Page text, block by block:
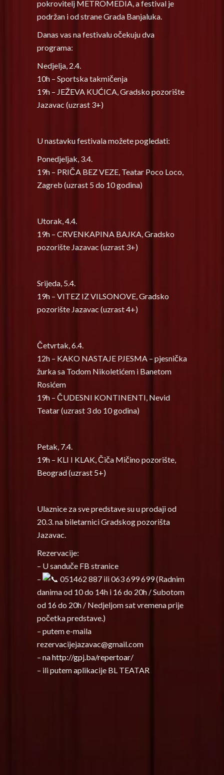
pokrovitelj METROMEDIA, a festival je
podržan i od strane Grada Banjaluka.
Danas vas na festivalu očekuju dva
programa:
Nedjelja, 2.4.
10h – Sportska takmičenja
19h – JEŽEVA KUĆICA,Gradsko pozorište
Jazavac (uzrast 3+)
U nastavku festivala možete pogledati:
Ponedjeljak, 3.4.
19h – PRIČA BEZ VEZE, Teatar Poco Loco,
Zagreb (uzrast 5 do 10 godina)
Utorak, 4.4.
19h – CRVENKAPINA BAJKA, Gradsko
pozorište Jazavac (uzrast 3+)
Srijeda, 5.4.
19h – VITEZ IZ VILSONOVE, Gradsko
pozorište Jazavac (uzrast 4+)
Četvrtak, 6.4.
12h – KAKO NASTAJE PJESMA – pjesnička
žurka sa Todom Nikoletićem i Banetom
Rosićem
19h – ČUDESNI KONTINENTI, Nevid
Teatar (uzrast 3 do 10 godina)
Petak, 7.4.
19h – KLI I KLAK, Čiča Mičino pozorište,
Beograd (uzrast 5+)
Ulaznice za sve predstave su u prodaji od
20.3. na biletarnici Gradskog pozorišta
Jazavac.
Rezervacije:
– U sanduče FB stranice
–
051462 887 ili 063 699 699 (Radnim
danima od 10 do 14h i 16 do 20h / Subotom
od 16 do 20h / Nedjeljom sat vremena prije
početka predstave.)
– putem e-maila
rezervacijejazavac@gmail.com
– nahttp://gpj.ba/repertoar/
– ili putem aplikacije BL TEATAR